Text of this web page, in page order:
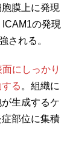
膜上に発現
の発現
される。
にしっかり
る 。組織に
生成するケ
部位に集積